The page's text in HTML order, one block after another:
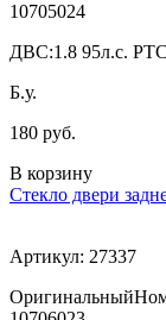
10705024
ДВС:1.8 95л.с.
Б.у.
180 руб.
В корзину
Стекло двери
Артикул: 27337